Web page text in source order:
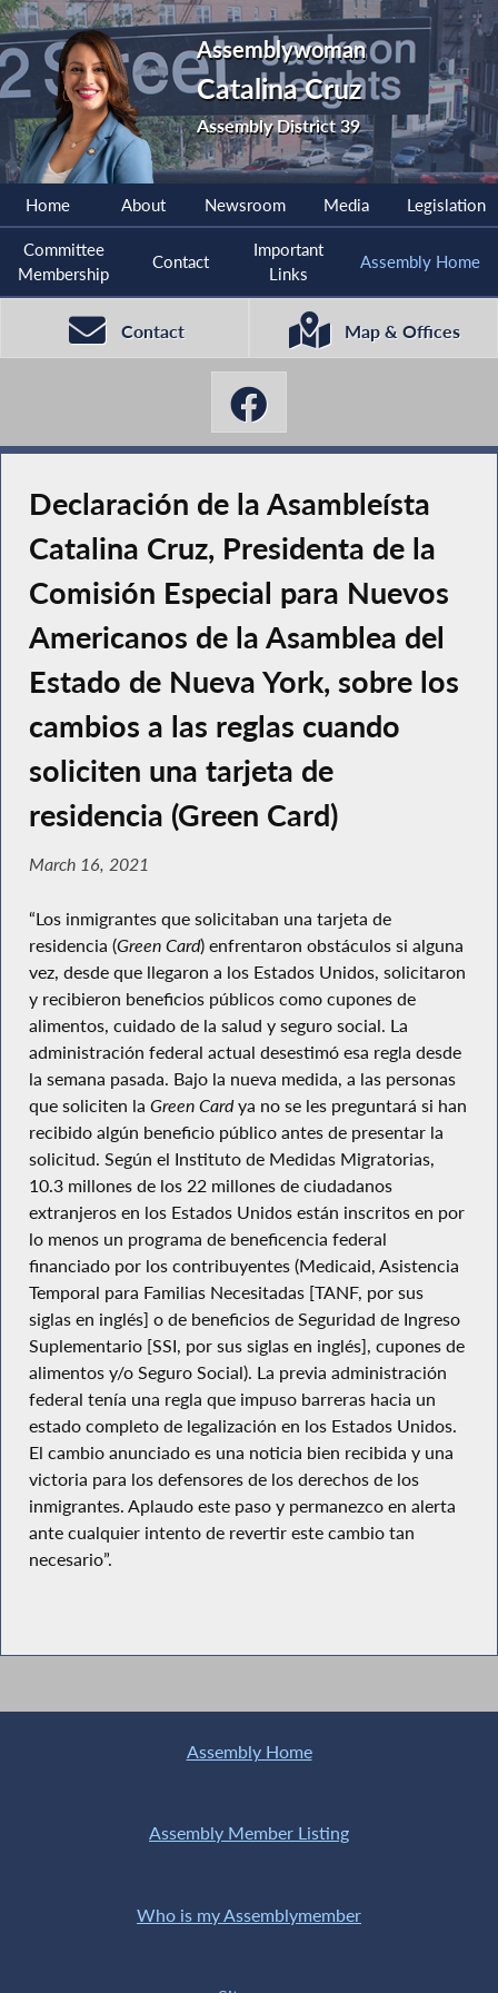
Assemblywoman
Catalina Cruz
Assembly District 39
Home About Newsroom Media Legislation
Committee
Membership
Contact
Important
Links
Assembly Home
Contact Map & Offices
Declaración de la Asambleísta
Catalina Cruz, Presidenta de la
Comisión Especial para Nuevos
Americanos de la Asamblea del
Estado de Nueva York, sobre los
cambios a las reglas cuando
soliciten una tarjeta de
residencia (Green Card)
March 16, 2021
“Los inmigrantes que solicitaban una tarjeta de
residencia (Green Card) enfrentaron obstáculos si alguna
vez, desde que llegaron a los Estados Unidos, solicitaron
y recibieron beneficios públicos como cupones de
alimentos, cuidado de la salud y seguro social. La
administración federal actual desestimó esa regla desde
la semana pasada. Bajo la nueva medida, a las personas
que soliciten la Green Cardya no se les preguntará si han
recibido algún beneficio público antes de presentar la
solicitud. Según el Instituto de Medidas Migratorias,
10.3 millones de los 22 millones de ciudadanos
extranjeros en los Estados Unidos están inscritos en por
lo menos un programa de beneficencia federal
financiado por los contribuyentes (Medicaid, Asistencia
Temporal para Familias Necesitadas [TANF, por sus
siglas en inglés] o de beneficios de Seguridad de Ingreso
Suplementario [SSI, por sus siglas en inglés], cupones de
alimentos y/o Seguro Social). La previa administración
federal tenía una regla que impuso barreras hacia un
estado completo de legalización en los Estados Unidos.
El cambio anunciado es una noticia bien recibida y una
victoria para los defensores de los derechos de los
inmigrantes. Aplaudo este paso y permanezco en alerta
ante cualquier intento de revertir este cambio tan
necesario”.
Assembly Home
Assembly Member Listing
Who is my Assemblymember